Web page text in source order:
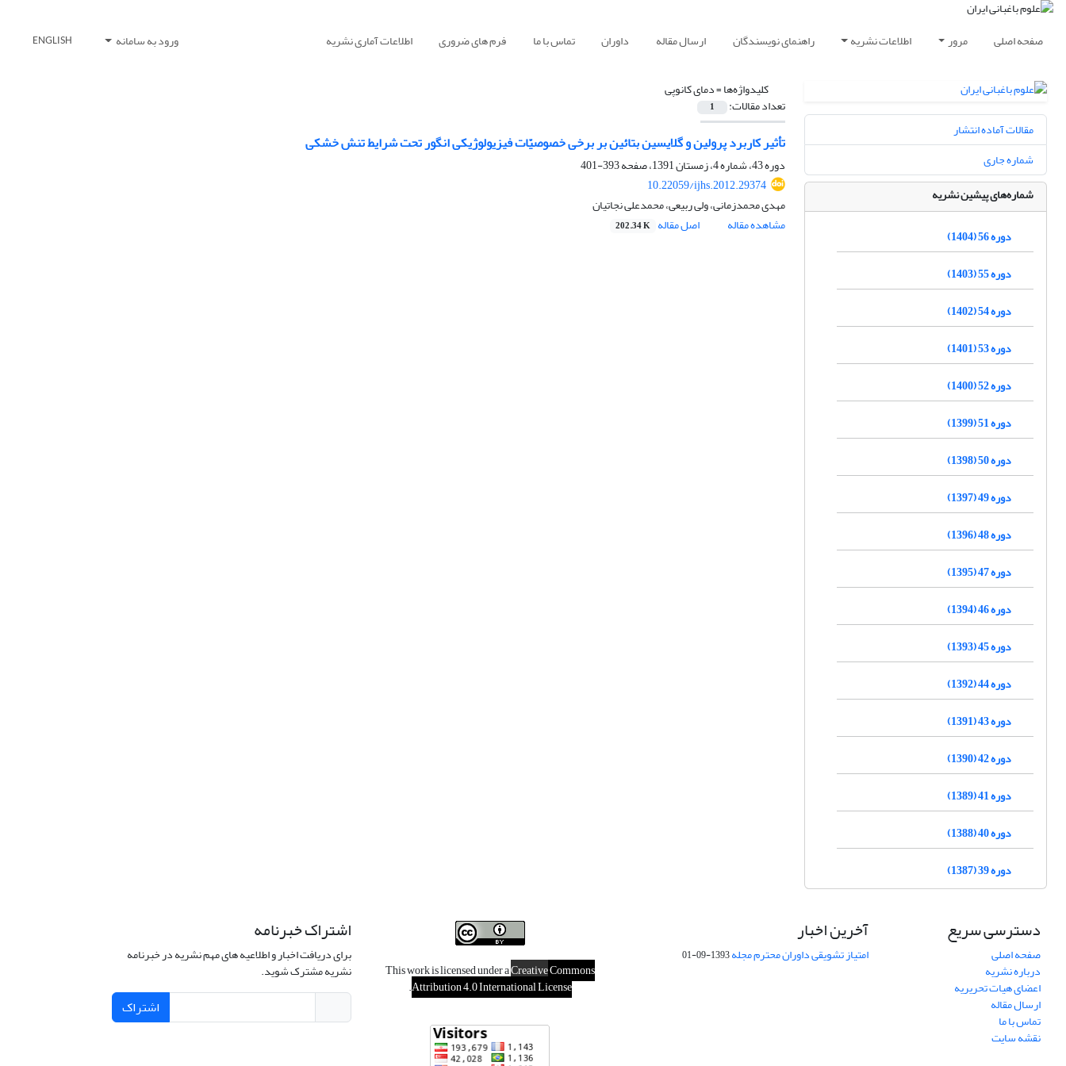
صفحه اصلی مرور اطلاعات نشریه راهنمای نویسندگان ارسال مقاله داوران تماس با ما فرم های ضروری اطلاعات آماری نشریه ورود به سامانه ENGLISH
کلیدواژه‌ها =دمای کانوپی
تعداد مقالات: 1
تأثیر کاربرد پرولین و گلایسین بتائین بر برخی خصوصیّات فیزیولوژیکی انگور تحت شرایط تنش خشکی
دوره 43، شماره 4، زمستان 1391، صفحه
393-401
10.22059/ijhs.2012.29374
مهدی محمدزمانی، ولی ربیعی، محمدعلی نجاتیان
مشاهده مقاله
اصل مقاله 202.34 K
مقالات آماده انتشار
شماره جاری
شماره‌های پیشین نشریه
دوره 56 (1404)
دوره 55 (1403)
دوره 54 (1402)
دوره 53 (1401)
دوره 52 (1400)
دوره 51 (1399)
دوره 50 (1398)
دوره 49 (1397)
دوره 48 (1396)
دوره 47 (1395)
دوره 46 (1394)
دوره 45 (1393)
دوره 44 (1392)
دوره 43 (1391)
دوره 42 (1390)
دوره 41 (1389)
دوره 40 (1388)
دوره 39 (1387)
دسترسی سریع
صفحه اصلی
درباره نشریه
اعضای هیات تحریریه
ارسال مقاله
تماس با ما
نقشه سایت
آخرین اخبار
امتیاز تشویقی داوران محترم مجله1393-09-01
This work is licensed under aCreativeCommons
Attribution 4.0 International License
.
اشتراک خبرنامه
برای دریافت اخبار و اطلاعیه های مهم نشریه در خبرنامه
نشریه مشترک شوید.
اشتراک